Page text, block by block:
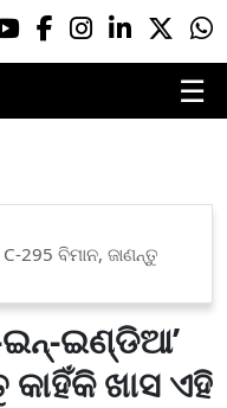
☰
295 ବିମାନ, ଜାଣନ୍ତୁ
ଇନ୍-ଇଣ୍ଡିଆ’
କାହିଁକି ଖାସ ଏହି